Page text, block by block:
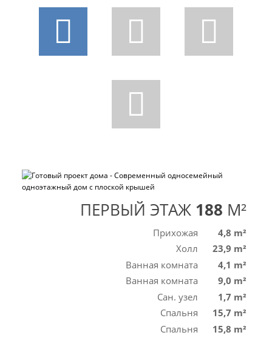
ПЕРВЫЙ ЭТАЖ 188 M²
Прихожая
4,8 m²
Холл
23,9 m²
Ванная комната
4,1 m²
Ванная комната
9,0 m²
Сан. узел
1,7 m²
Спальня
15,7 m²
Спальня
15,8 m²